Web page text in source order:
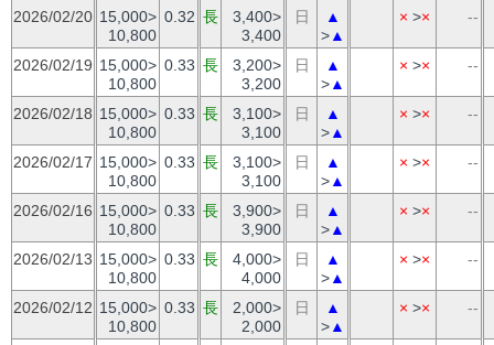
2026/02/20 15,000>
10,800
0.32 長
3,400>
3,400
日
▲
>▲
× >× --
2026/02/19 15,000>
10,800
0.33 長
3,200>
3,200
日
▲
>▲
× >× --
2026/02/18 15,000>
10,800
0.33 長
3,100>
3,100
日
▲
>▲
× >× --
2026/02/17 15,000>
10,800
0.33 長
3,100>
3,100
日
▲
>▲
× >× --
2026/02/16 15,000>
10,800
0.33 長
3,900>
3,900
日
▲
>▲
× >× --
2026/02/13 15,000>
10,800
0.33 長
4,000>
4,000
日
▲
>▲
× >× --
2026/02/12 15,000>
10,800
0.33 長
2,000>
2,000
日
▲
>▲
× >× --